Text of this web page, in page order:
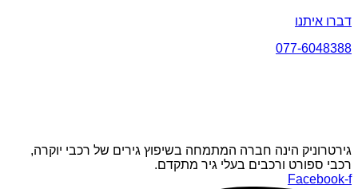
דברו איתנו
077-6048388
גירטרוניק הינה חברה המתמחה בשיפוץ גירים של רכבי יוקרה,
רכבי ספורט ורכבים בעלי גיר מתקדם.
Facebook-f